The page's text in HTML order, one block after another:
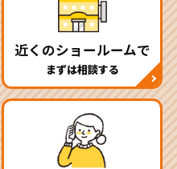
近くのショールームで
まずは相談する